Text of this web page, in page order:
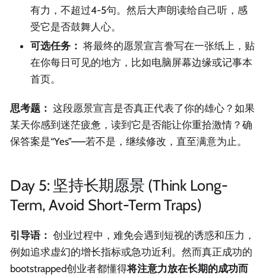
有力，不超过4-5句。然后大声朗读给自己听，感
受它是否鼓舞人心。
可选任务： 将最终的愿景宣言誊写在一张纸上，贴
在你每日可见的地方，比如电脑屏幕边缘或记事本
首页。
思考题： 这段愿景宣言是否真正代表了你的雄心？如果
某天你感到迷茫疲惫，读到它是否能让你重拾激情？确
保答案是“Yes”——若不是，继续修改，直至满意为止。
Day 5: 坚持长期愿景 (Think Long-
Term, Avoid Short-Term Traps)
引导语： 创业过程中，难免会遇到短视的诱惑和压力，
例如追求虚幻的增长指标或急功近利。然而真正成功的
bootstrapped创业者都懂得将注意力放在长期的成功而